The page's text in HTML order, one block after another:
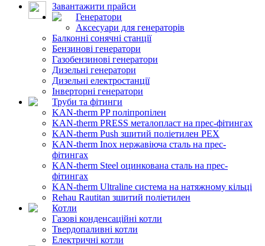
Завантажити прайси
Генератори
Аксесуари для генераторів
Балконні сонячні станції
Бензинові генератори
Газобензинові генератори
Дизельні генератори
Дизельні електростанції
Інверторні генератори
Труби та фітинги
KAN-therm PP поліпропілен
KAN-therm PRESS металопласт на прес-фітингах
KAN-therm Push зшитий поліетилен PEX
KAN-therm Inox нержавіюча сталь на прес-
фітингах
KAN-therm Steel оцинкована сталь на прес-
фітингах
KAN-therm Ultraline система на натяжному кільці
Rehau Rautitan зшитий поліетилен
Котли
Газові конденсаційні котли
Твердопаливні котли
Електричні котли